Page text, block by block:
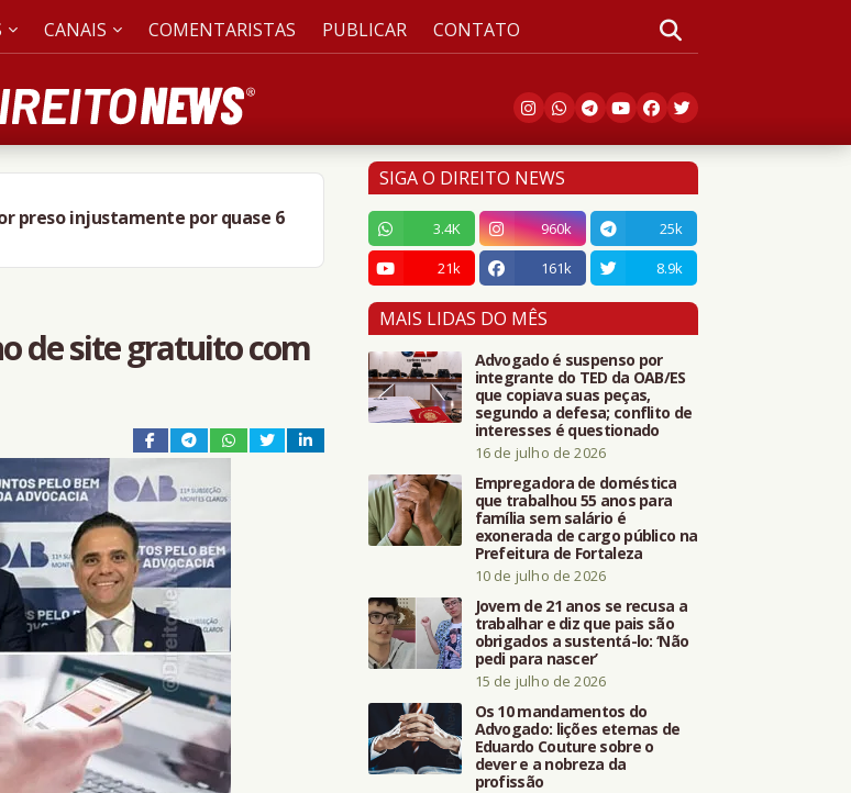
CANAIS COMENTARISTAS PUBLICAR CONTATO
preso injustamente por quase 6
de site gratuito com
SIGA O DIREITO NEWS
3.4K 960k
25k
21k
161k 8.9k
MAIS LIDAS DO MÊS
Advogado é suspenso por
integrante do TED da OAB/ES
que copiava suas peças,
segundo a defesa; conflito de
interesses é questionado
16 de julho de 2026
Empregadora de doméstica
que trabalhou 55 anos para
família sem salário é
exonerada de cargo público na
Prefeitura de Fortaleza
10 de julho de 2026
Jovem de 21 anos se recusa a
trabalhar e diz que pais são
obrigados a sustentá-lo: ‘Não
pedi para nascer’
15 de julho de 2026
Os 10 mandamentos do
Advogado: lições eternas de
Eduardo Couture sobre o
dever e a nobreza da
profissão